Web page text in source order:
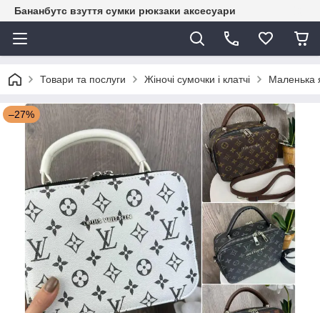
Бананбутс взуття сумки рюкзаки аксесуари
Товари та послуги Жіночі сумочки і клатчі Маленька
–27%